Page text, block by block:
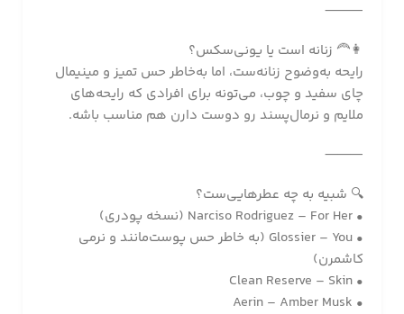
⸻
👩‍🦰 زنانه است یا یونی‌سکس؟
رایحه به‌وضوح زنانه‌ست، اما به‌خاطر حس تمیز و مینیمال
چای سفید و چوب، می‌تونه برای افرادی که رایحه‌های
ملایم و نرمال‌پسند رو دوست دارن هم مناسب باشه.
⸻
🔍 شبیه به چه عطرهایی‌ست؟
• Narciso Rodriguez – For Her (نسخه پودری)
• Glossier – You (به خاطر حس پوست‌مانند و نرمی
کاشمرن)
• Clean Reserve – Skin
• Aerin – Amber Musk